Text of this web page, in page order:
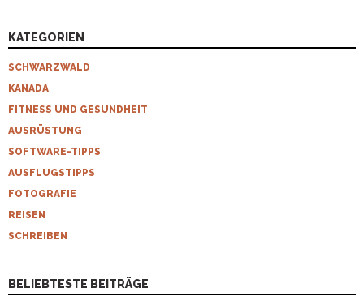
KATEGORIEN
SCHWARZWALD
KANADA
FITNESS UND GESUNDHEIT
AUSRÜSTUNG
SOFTWARE-TIPPS
AUSFLUGSTIPPS
FOTOGRAFIE
REISEN
SCHREIBEN
BELIEBTESTE BEITRÄGE